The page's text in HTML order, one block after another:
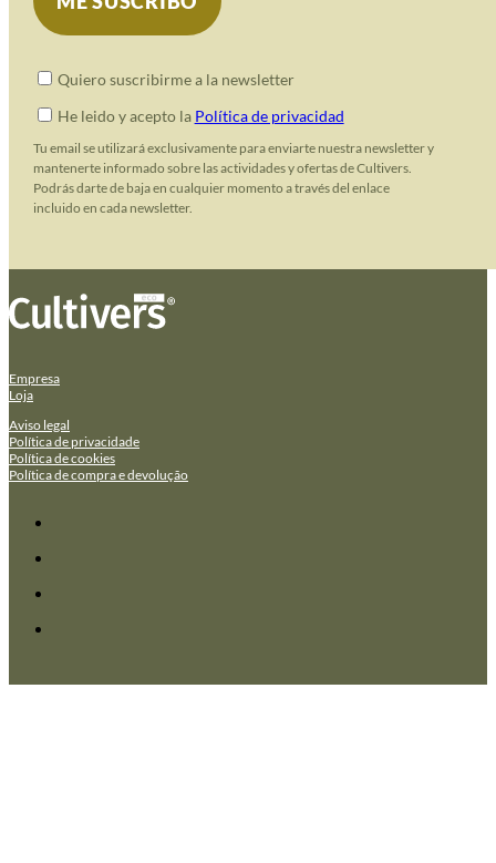
Quiero suscribirme a la newsletter
He leido y acepto la Política de privacidad
Tu email se utilizará exclusivamente para enviarte nuestra newsletter y
mantenerte informado sobre las actividades y ofertas de Cultivers.
Podrás darte de baja en cualquier momento a través del enlace
incluido en cada newsletter.
Empresa
Loja
Aviso legal
Política de privacidade
Política de cookies
Política de compra e devolução